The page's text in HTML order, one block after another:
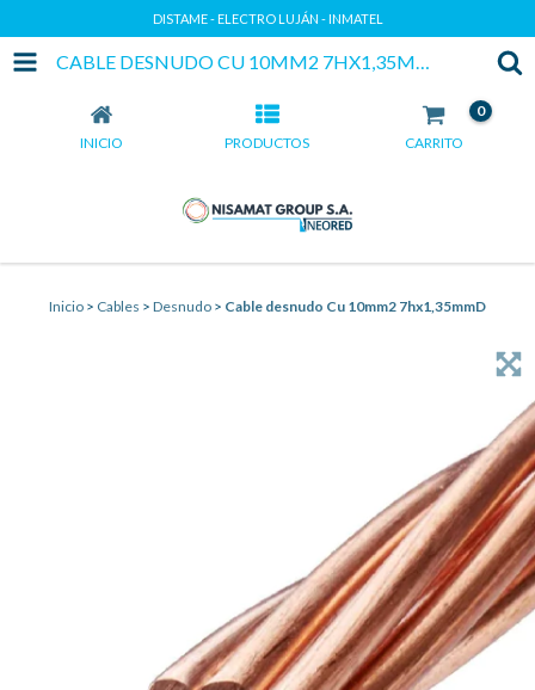
DISTAME - ELECTRO LUJÁN - INMATEL
CABLE DESNUDO CU 10MM2 7HX1,35MMD
INICIO PRODUCTOS CARRITO
0
Inicio > Cables > Desnudo > Cable desnudo Cu 10mm2 7hx1,35mmD